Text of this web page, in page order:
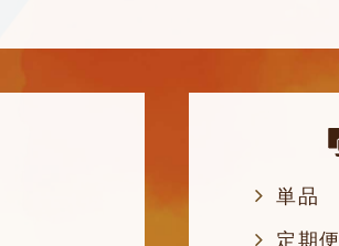
単品
定期便